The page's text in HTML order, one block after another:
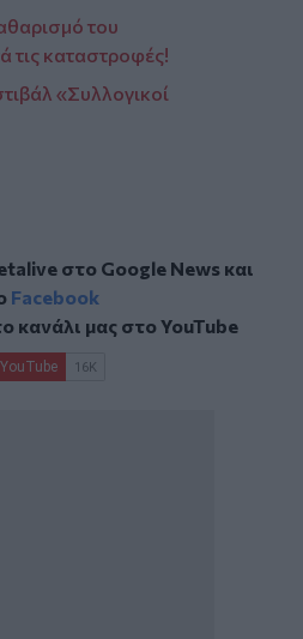
του
τις καταστροφές!
«Συλλογικοί
στο Google Newsκαι
Facebook
κανάλι μας στοYouTube